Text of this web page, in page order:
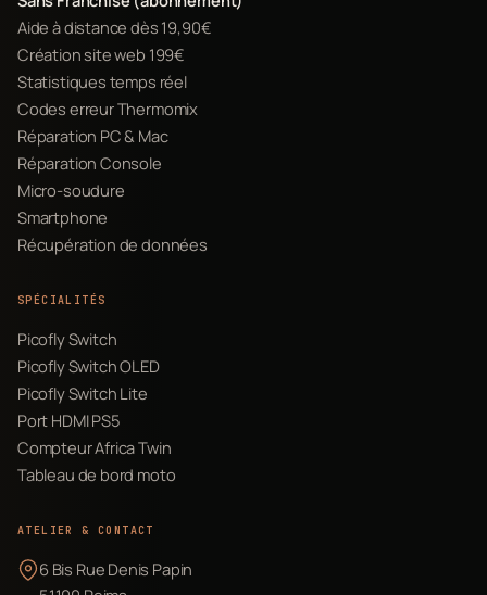
Aide à distance dès 19,90€
Création site web 199€
Statistiques temps réel
Codes erreur Thermomix
Réparation PC & Mac
Réparation Console
Micro-soudure
Smartphone
Récupération de données
SPÉCIALITÉS
Picofly Switch
Picofly Switch OLED
Picofly Switch Lite
Port HDMI PS5
Compteur Africa Twin
Tableau de bord moto
ATELIER & CONTACT
6 Bis Rue Denis Papin